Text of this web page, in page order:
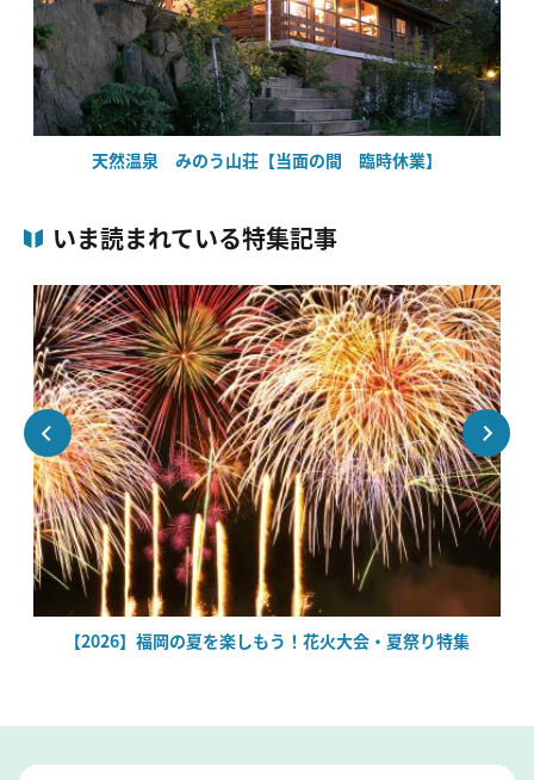
天然温泉 みのう山荘【当面の間 臨時休業】
いま読まれている特集記事
【2026】福岡の夏を楽しもう！花火大会・夏祭り特集